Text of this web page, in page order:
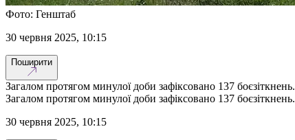
Фото: Генштаб
30 червня 2025, 10:15
Поширити
Загалом протягом минулої доби зафіксовано 137 боєзіткнень.
Загалом протягом минулої доби зафіксовано 137 боєзіткнень.
30 червня 2025, 10:15